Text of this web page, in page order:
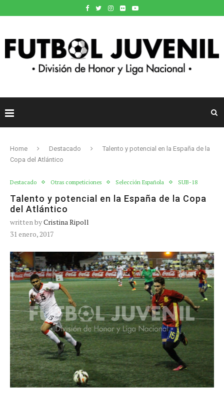
Home Destacado
Talento y potencial en la España de la
Copa del Atlántico
Destacado Otras competiciones Selección Española SUB-18
Talento y potencial en la España de la Copa
del Atlántico
written byCristina Ripoll
31 enero, 2017